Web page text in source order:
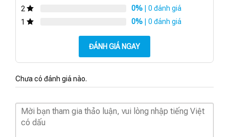
2
0% | 0 đánh giá
1
0% | 0 đánh giá
ĐÁNH GIÁ NGAY
Chưa có đánh giá nào.